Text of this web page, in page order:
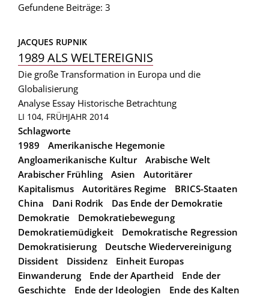
Gefundene Beiträge: 3
JACQUES RUPNIK
1989 ALS WELTEREIGNIS
Die große Transformation in Europa und die
Globalisierung
Analyse Essay Historische Betrachtung
LI 104, FRÜHJAHR 2014
Schlagworte
1989
Amerikanische Hegemonie
Angloamerikanische Kultur
Arabische Welt
Arabischer Frühling
Asien
Autoritärer
Kapitalismus
Autoritäres Regime
BRICS-Staaten
China
Dani Rodrik
Das Ende der Demokratie
Demokratie
Demokratiebewegung
Demokratiemüdigkeit
Demokratische Regression
Demokratisierung
Deutsche Wiedervereinigung
Dissident
Dissidenz
Einheit Europas
Einwanderung
Ende der Apartheid
Ende der
Geschichte
Ende der Ideologien
Ende des Kalten